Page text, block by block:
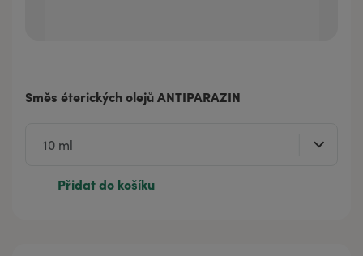
Směs éterických olejů ANTIPARAZIN
Přidat do košíku